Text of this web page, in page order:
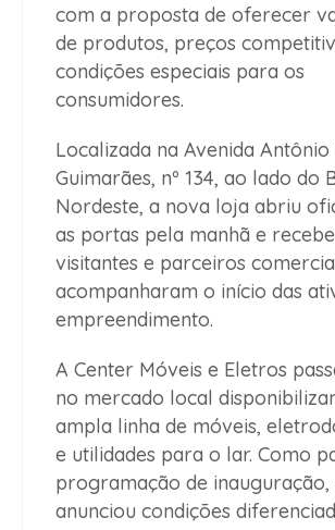
com a proposta de oferecer
de produtos, preços
condições especiais para os
consumidores.
Localizada na Avenida
Guimarães, nº 134, ao lado do
Nordeste, a nova loja abriu
as portas pela manhã e
visitantes e parceiros
acompanharam o início das
empreendimento.
A Center Móveis e Eletros
no mercado local
ampla linha de móveis,
e utilidades para o lar. Como
programação de inauguração,
anunciou condições